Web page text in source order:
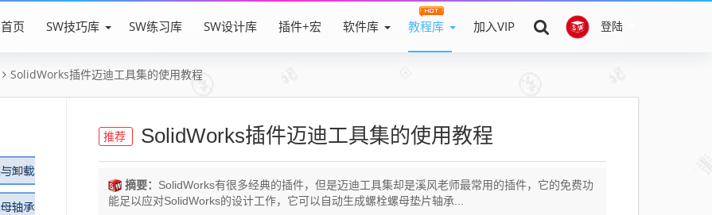
登陆
首页 SW技巧库 SW练习库 SW设计库 插件+宏 软件库 教程库 加入VIP
SolidWorks插件迈迪工具集的使用教程
推荐 SolidWorks插件迈迪工具集的使用教程
摘要： SolidWorks有很多经典的插件，但是迈迪工具集却是溪风老师最常用的插件，它的免费功
能足以应对SolidWorks的设计工作，它可以自动生成螺栓螺母垫片轴承...